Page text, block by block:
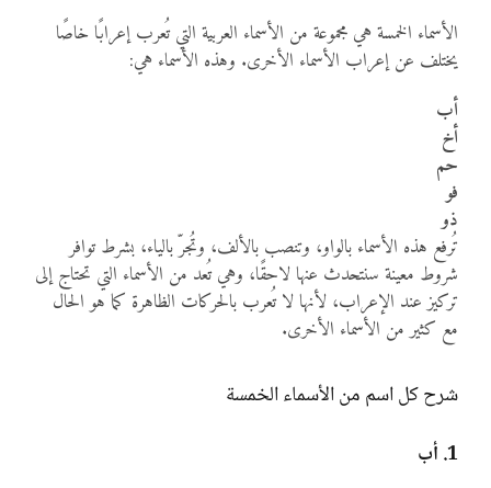
الأسماء الخمسة هي مجموعة من الأسماء العربية التي تُعرب إعرابًا خاصًا
يختلف عن إعراب الأسماء الأخرى. وهذه الأسماء هي:
أب
أخ
حم
فو
ذو
تُرفع هذه الأسماء بالواو، وتنصب بالألف، وتُجرّ بالياء، بشرط توافر
شروط معينة سنتحدث عنها لاحقًا، وهي تُعد من الأسماء التي تحتاج إلى
تركيز عند الإعراب، لأنها لا تُعرب بالحركات الظاهرة كما هو الحال
مع كثير من الأسماء الأخرى.
شرح كل اسم من الأسماء الخمسة
1. أب